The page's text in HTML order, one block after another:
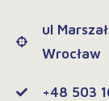
ul
Wrocław
+48 503